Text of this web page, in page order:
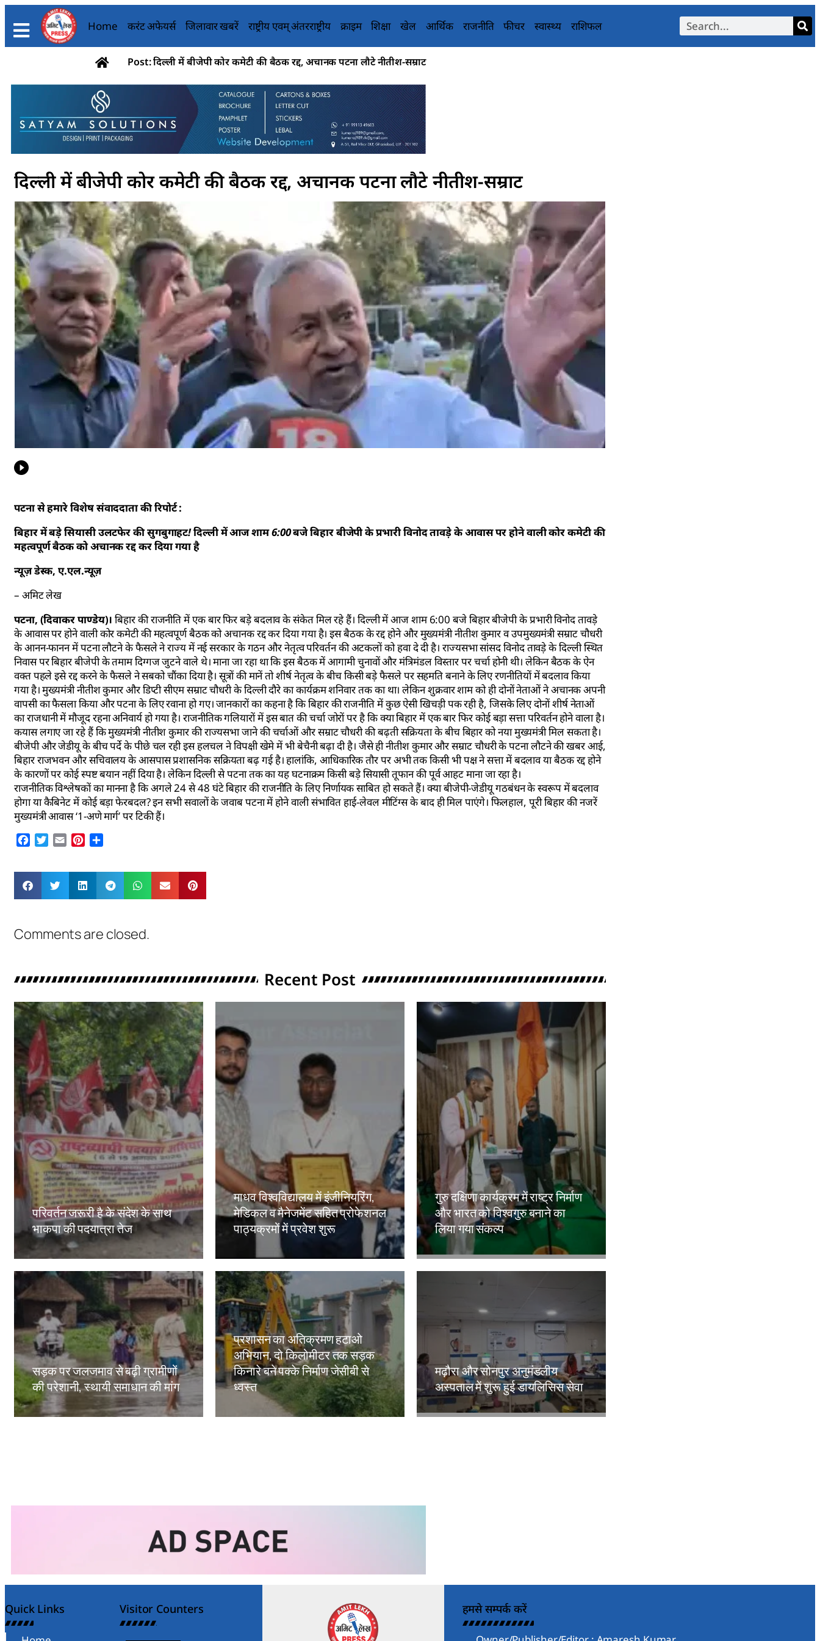
Home करंट अफेयर्स जिलावार खबरें राष्ट्रीय एवम् अंतरराष्ट्रीय क्राइम शिक्षा खेल आर्थिक राजनीति फीचर स्वास्थ्य राशिफल
Post: दिल्ली में बीजेपी कोर कमेटी की बैठक रद्द, अचानक पटना लौटे नीतीश-सम्राट
दिल्ली में बीजेपी कोर कमेटी की बैठक रद्द, अचानक पटना लौटे नीतीश-सम्राट
पटना से हमारे विशेष संवाददाता की रिपोर्ट :
बिहार में बड़े सियासी उलटफेर की सुगबुगाहट! दिल्ली में आज शाम 6:00 बजे बिहार बीजेपी के प्रभारी विनोद तावड़े के आवास पर होने वाली कोर कमेटी की
महत्वपूर्ण बैठक को अचानक रद्द कर दिया गया है
न्यूज़ डेस्क, ए.एल.न्यूज़
– अमिट लेख
पटना, (दिवाकर पाण्डेय)। बिहार की राजनीति में एक बार फिर बड़े बदलाव के संकेत मिल रहे हैं। दिल्ली में आज शाम 6:00 बजे बिहार बीजेपी के प्रभारी विनोद तावड़े
के आवास पर होने वाली कोर कमेटी की महत्वपूर्ण बैठक को अचानक रद्द कर दिया गया है। इस बैठक के रद्द होने और मुख्यमंत्री नीतीश कुमार व उपमुख्यमंत्री सम्राट चौधरी
के आनन-फानन में पटना लौटने के फैसले ने राज्य में नई सरकार के गठन और नेतृत्व परिवर्तन की अटकलों को हवा दे दी है। राज्यसभा सांसद विनोद तावड़े के दिल्ली स्थित
निवास पर बिहार बीजेपी के तमाम दिग्गज जुटने वाले थे। माना जा रहा था कि इस बैठक में आगामी चुनावों और मंत्रिमंडल विस्तार पर चर्चा होनी थी। लेकिन बैठक के ऐन
वक्त पहले इसे रद्द करने के फैसले ने सबको चौंका दिया है। सूत्रों की मानें तो शीर्ष नेतृत्व के बीच किसी बड़े फैसले पर सहमति बनाने के लिए रणनीतियों में बदलाव किया
गया है। मुख्यमंत्री नीतीश कुमार और डिप्टी सीएम सम्राट चौधरी के दिल्ली दौरे का कार्यक्रम शनिवार तक का था। लेकिन शुक्रवार शाम को ही दोनों नेताओं ने अचानक अपनी
वापसी का फैसला किया और पटना के लिए रवाना हो गए। जानकारों का कहना है कि बिहार की राजनीति में कुछ ऐसी खिचड़ी पक रही है, जिसके लिए दोनों शीर्ष नेताओं
का राजधानी में मौजूद रहना अनिवार्य हो गया है। राजनीतिक गलियारों में इस बात की चर्चा जोरों पर है कि क्या बिहार में एक बार फिर कोई बड़ा सत्ता परिवर्तन होने वाला है।
कयास लगाए जा रहे हैं कि मुख्यमंत्री नीतीश कुमार की राज्यसभा जाने की चर्चाओं और सम्राट चौधरी की बढ़ती सक्रियता के बीच बिहार को नया मुख्यमंत्री मिल सकता है।
बीजेपी और जेडीयू के बीच पर्दे के पीछे चल रही इस हलचल ने विपक्षी खेमे में भी बेचैनी बढ़ा दी है। जैसे ही नीतीश कुमार और सम्राट चौधरी के पटना लौटने की खबर आई,
बिहार राजभवन और सचिवालय के आसपास प्रशासनिक सक्रियता बढ़ गई है। हालांकि, आधिकारिक तौर पर अभी तक किसी भी पक्ष ने सत्ता में बदलाव या बैठक रद्द होने
के कारणों पर कोई स्पष्ट बयान नहीं दिया है। लेकिन दिल्ली से पटना तक का यह घटनाक्रम किसी बड़े सियासी तूफान की पूर्व आहट माना जा रहा है।
राजनीतिक विश्लेषकों का मानना है कि अगले 24 से 48 घंटे बिहार की राजनीति के लिए निर्णायक साबित हो सकते हैं। क्या बीजेपी-जेडीयू गठबंधन के स्वरूप में बदलाव
होगा या कैबिनेट में कोई बड़ा फेरबदल? इन सभी सवालों के जवाब पटना में होने वाली संभावित हाई-लेवल मीटिंग्स के बाद ही मिल पाएंगे। फिलहाल, पूरी बिहार की नजरें
मुख्यमंत्री आवास ‘1-अणे मार्ग’ पर टिकी हैं।
Facebook
Twitter
Email Pinterest
Comments are closed.
Recent Post
परिवर्तन जरूरी है के संदेश के साथ
भाकपा की पदयात्रा तेज
Amit Lekh
माधव विश्वविद्यालय में इंजीनियरिंग,
मेडिकल व मैनेजमेंट सहित प्रोफेशनल
पाठ्यक्रमों में प्रवेश शुरू
गुरु दक्षिणा कार्यक्रम में राष्ट्र निर्माण
और भारत को विश्वगुरु बनाने का
लिया गया संकल्प
Amit Lekh
सड़क पर जलजमाव से बढ़ी ग्रामीणों
की परेशानी, स्थायी समाधान की मांग
Amit Lekh
प्रशासन का अतिक्रमण हटाओ
अभियान, दो किलोमीटर तक सड़क
किनारे बने पक्के निर्माण जेसीबी से
ध्वस्त
मढ़ौरा और सोनपुर अनुमंडलीय
अस्पताल में शुरू हुई डायलिसिस सेवा
Amit Lekh
Quick Links Visitor Counters हमसे सम्पर्क करें